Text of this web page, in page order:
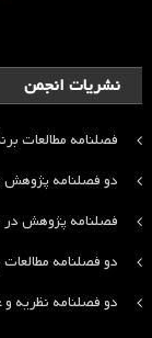
نشریات انجمن
فصلنامه مطالعات
دو فصلنامه پژوهش
فصلنامه پژوهش در
دو فصلنامه
دو فصلنامه نظریه